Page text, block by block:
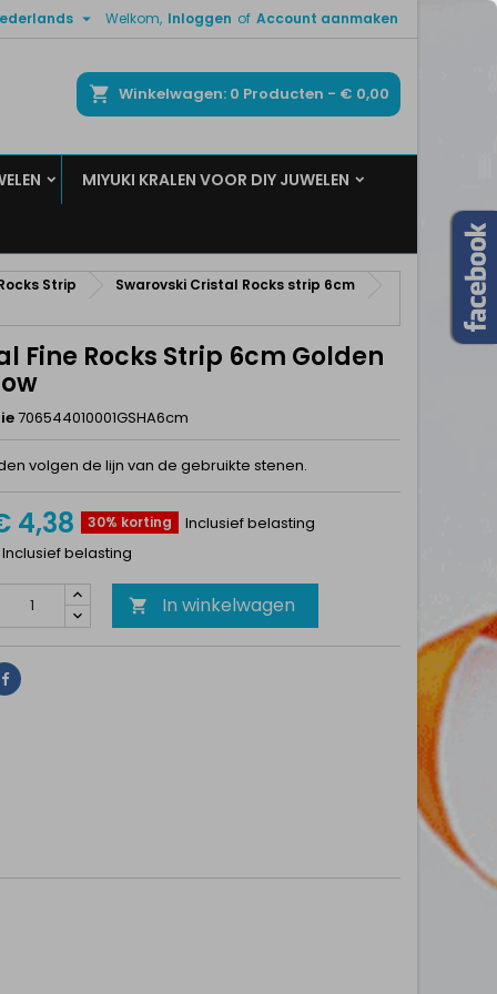
Welkom, Inloggen of Account aanmaken

Winkelwagen 0 Producten - € 0,00
MIYUKI KRALEN VOOR DIY JUWELEN
Strip Swarovski Cristal Rocks strip 6cm
Fine Rocks Strip 6cm Golden
706544010001GSHA6cm
volgen de lijn van de gebruikte stenen.
4,38 30% korting
Inclusief belasting
Inclusief belasting
 In winkelwagen
Delen